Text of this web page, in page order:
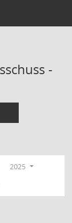
-
2025